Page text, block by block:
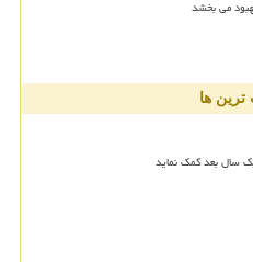
می بخشد
ها